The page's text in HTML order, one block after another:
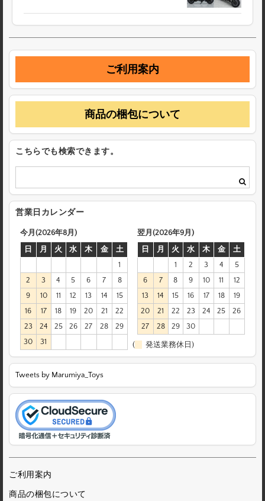
ご利用案内
商品の梱包について
こちらでも検索できます。
営業日カレンダー
今月(2026年8月)
日
月 火 水 木 金
土
1
2
3 4 5 6 7
8
9
10 11 12 13 14
15
16
17 18 19 20 21
22
23
24 25 26 27 28
29
30
31
翌月(2026年9月)
日
月 火 水 木 金
土
1
2 3 4
5
6
7 8 9 10 11
12
13
14 15 16 17 18
19
20
21 22 23 24 25
26
27
28 29 30
( 発送業務休日)
Tweets by Marumiya_Toys
ご利用案内
商品の梱包について